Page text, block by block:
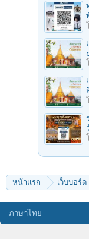
หน้าแรก เว็บบอร์ด
ภาษาไทย